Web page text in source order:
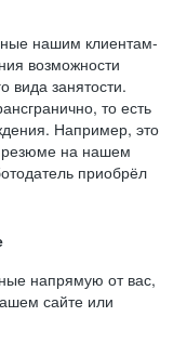
нашим клиентам-
возможности
вида занятости.
то есть
Например, это
резюме на нашем
приобрёл
напрямую от вас,
сайте или